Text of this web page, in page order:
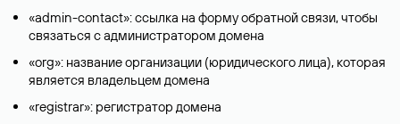
«admin-contact»: ссылка на форму обратной связи, чтобы
связаться с администратором домена
«org»: название организации (юридического лица), которая
является владельцем домена
«registrar»: регистратор домена